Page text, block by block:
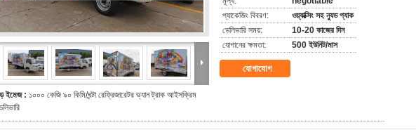
ইমেজ : ১০০০ কেজি ৯০ কিমি/ঘন্টা রেফ্রিজারেটর ভ্যান ট্রাক আইসক্রিম
প্যাকেজিং বিবরণ:
ওয়্যাক্সিং সহ ন্যুড প্যাক
ডেলিভারি সময়:
10-20 কাজের দিন
যোগানের ক্ষমতা:
500 ইউনিট/মাস
যোগাযোগ